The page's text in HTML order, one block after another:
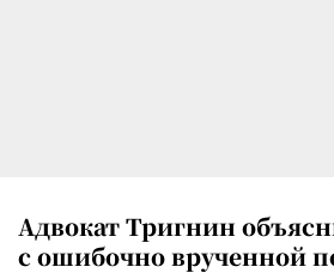
Адвокат Тригнин
с ошибочно врученной